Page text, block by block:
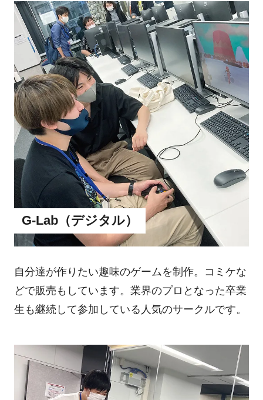
G-Lab（デジタル）
自分達が作りたい趣味のゲームを制作。コミケな
どで販売もしています。業界のプロとなった卒業
生も継続して参加している人気のサークルです。